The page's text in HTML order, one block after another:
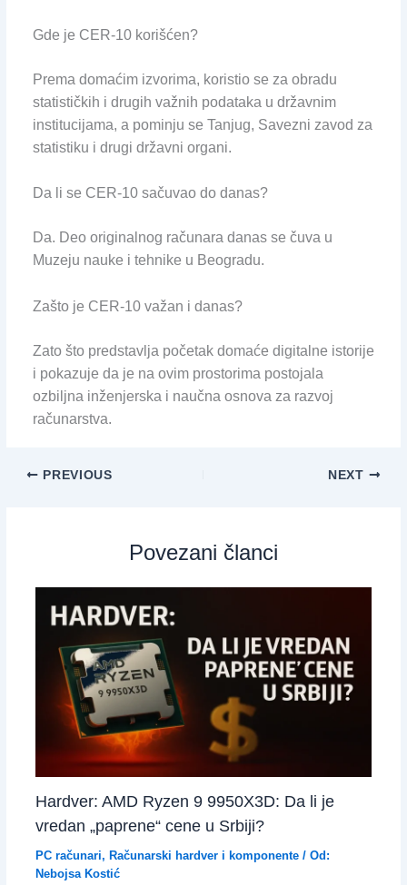
Gde je CER-10 korišćen?
Prema domaćim izvorima, koristio se za obradu
statističkih i drugih važnih podataka u državnim
institucijama, a pominju se Tanjug, Savezni zavod za
statistiku i drugi državni organi.
Da li se CER-10 sačuvao do danas?
Da. Deo originalnog računara danas se čuva u
Muzeju nauke i tehnike u Beogradu.
Zašto je CER-10 važan i danas?
Zato što predstavlja početak domaće digitalne istorije
i pokazuje da je na ovim prostorima postojala
ozbiljna inženjerska i naučna osnova za razvoj
računarstva.
PREVIOUS NEXT
Povezani članci
Hardver: AMD Ryzen 9 9950X3D: Da li je
vredan „paprene“ cene u Srbiji?
PC računari, Računarski hardver i komponente/ Od:
Nebojsa Kostić